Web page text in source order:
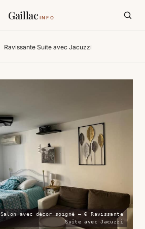
Gaillac INFO
Ravissante Suite avec Jacuzzi
Salon avec décor soigné — © Ravissante
Suite avec Jacuzzi